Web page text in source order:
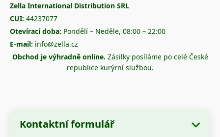
Zella International Distribution SRL
CUI: 44237077
Otevírací doba: Pondělí – Neděle, 08:00 – 22:00
E-mail: info@zella.cz
Obchod je výhradně online. Zásilky posíláme po celé České
republice kurýrní službou.
Kontaktní formulář